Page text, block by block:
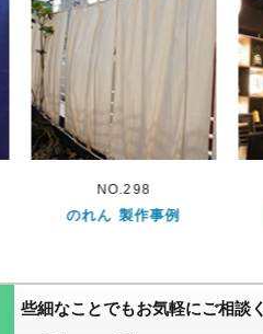
NO.291
のれん 製作事例
些細なことでもお気軽にご相談